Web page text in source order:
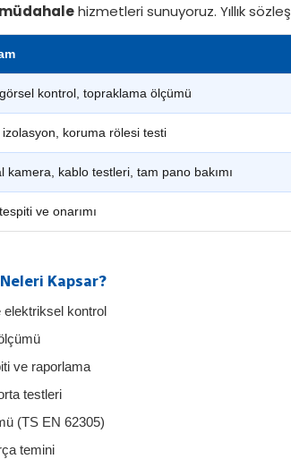
hizmetleri sunuyoruz. Yıllık
kontrol, topraklama ölçümü
izolasyon, koruma rölesi testi
kamera, kablo testleri, tam pano bakımı
ve onarımı
Kapsar?
elektriksel kontrol
ve raporlama
testleri
(TS EN 62305)
temini